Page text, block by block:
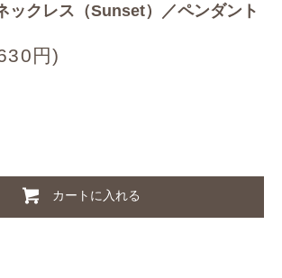
ックレス（Sunset）／ペンダント
円)
カートに入れる